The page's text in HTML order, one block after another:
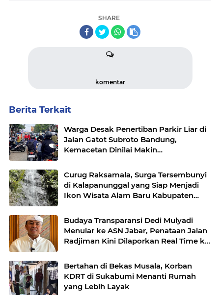
SHARE
komentar
Berita Terkait
Warga Desak Penertiban Parkir Liar di
Jalan Gatot Subroto Bandung,
Kemacetan Dinilai Makin
Curug Raksamala, Surga Tersembunyi
di Kalapanunggal yang Siap Menjadi
Ikon Wisata Alam Baru Kabupaten
Budaya Transparansi Dedi Mulyadi
Menular ke ASN Jabar, Penataan Jalan
Radjiman Kini Dilaporkan Real Time ke
Bertahan di Bekas Musala, Korban
KDRT di Sukabumi Menanti Rumah
yang Lebih Layak